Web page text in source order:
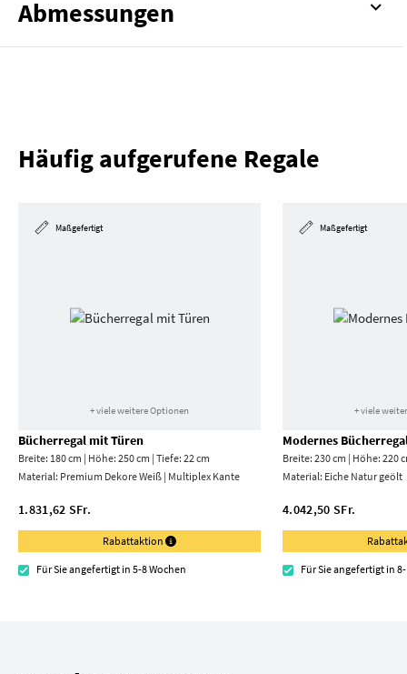
Abmessungen
Häufig aufgerufene Regale
Maßgefertigt
+ viele weitere Optionen
Bücherregal mit Türen
Breite: 180 cm | Höhe: 250 cm | Tiefe: 22 cm
Material: Premium Dekore Weiß | Multiplex Kante
1.831,62 SFr.
Rabattaktion
Für Sie angefertigt in 5-8 Wochen
Maßgefertigt
+ viele
Modernes
Breite: 230 cm | Höhe: 220
Material: Eiche Natur geölt
4.042,50 SFr.
Für Sie angefertigt in